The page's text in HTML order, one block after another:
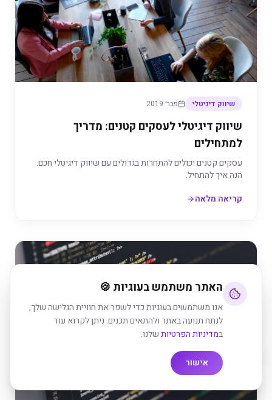
שיווק דיגיטלי פבר׳ 2019
שיווק דיגיטלי לעסקים קטנים: מדריך
למתחילים
עסקים קטנים יכולים להתחרות בגדולים עם שיווק דיגיטלי חכם.
הנה איך להתחיל.
קריאה מלאה
האתר משתמש בעוגיות 🍪
אנו משתמשים בעוגיות כדי לשפר את חוויית הגלישה שלך,
לנתח תנועה באתר ולהתאים תכנים. ניתן לקרוא עוד
במדיניות הפרטיותשלנו.
אישור